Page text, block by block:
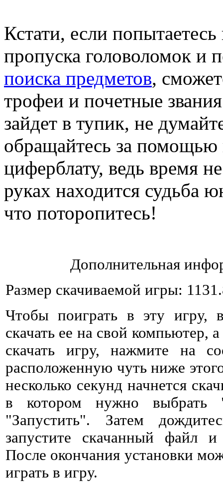
Кстати, если
пропуска головоломок и
поиска предметов,
трофеи и почетные
зайдет в тупик, не
обращайтесь за
циферблату, ведь время
руках находится судьба
что поторопитесь!
Дополнительная
Размер скачиваемой игры:
Чтобы поиграть в эту игру,
скачать ее на свой компьютер,
скачать игру, нажмите на
расположенную чуть ниже
несколько секунд начнется
в котором нужно выбрать
"Запустить". Затем
запустите скачанный файл и
После окончания установки
играть в игру.